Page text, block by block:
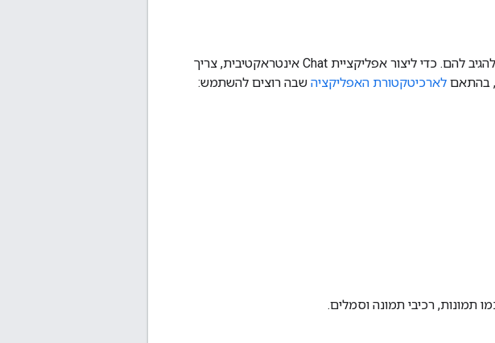
ולהגיב להם. כדי ליצור אפליקציית Chat אינטראקטיבית, צריך
בהתאם לארכיטקטורת האפליקציה שבה רוצים להשתמש:
תמונות, רכיבי תמונה וסמלים.